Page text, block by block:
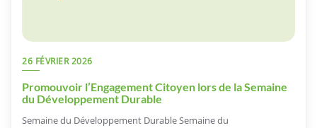
26 FÉVRIER 2026
Promouvoir l’Engagement Citoyen lors de la Semaine
du Développement Durable
Semaine du Développement Durable Semaine du